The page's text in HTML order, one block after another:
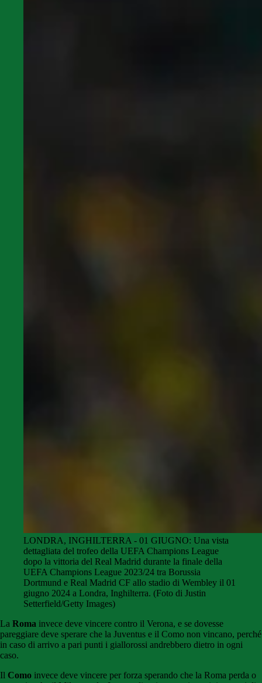
LONDRA, INGHILTERRA - 01 GIUGNO: Una vista
dettagliata del trofeo della UEFA Champions League
dopo la vittoria del Real Madrid durante la finale della
UEFA Champions League 2023/24 tra Borussia
Dortmund e Real Madrid CF allo stadio di Wembley il 01
giugno 2024 a Londra, Inghilterra. (Foto di Justin
Setterfield/Getty Images)
La Roma invece deve vincere contro il Verona, e se dovesse
pareggiare deve sperare che la Juventus e il Como non vincano, perché
in caso di arrivo a pari punti i giallorossi andrebbero dietro in ogni
caso.
Il Como invece deve vincere per forza sperando che la Roma perda o